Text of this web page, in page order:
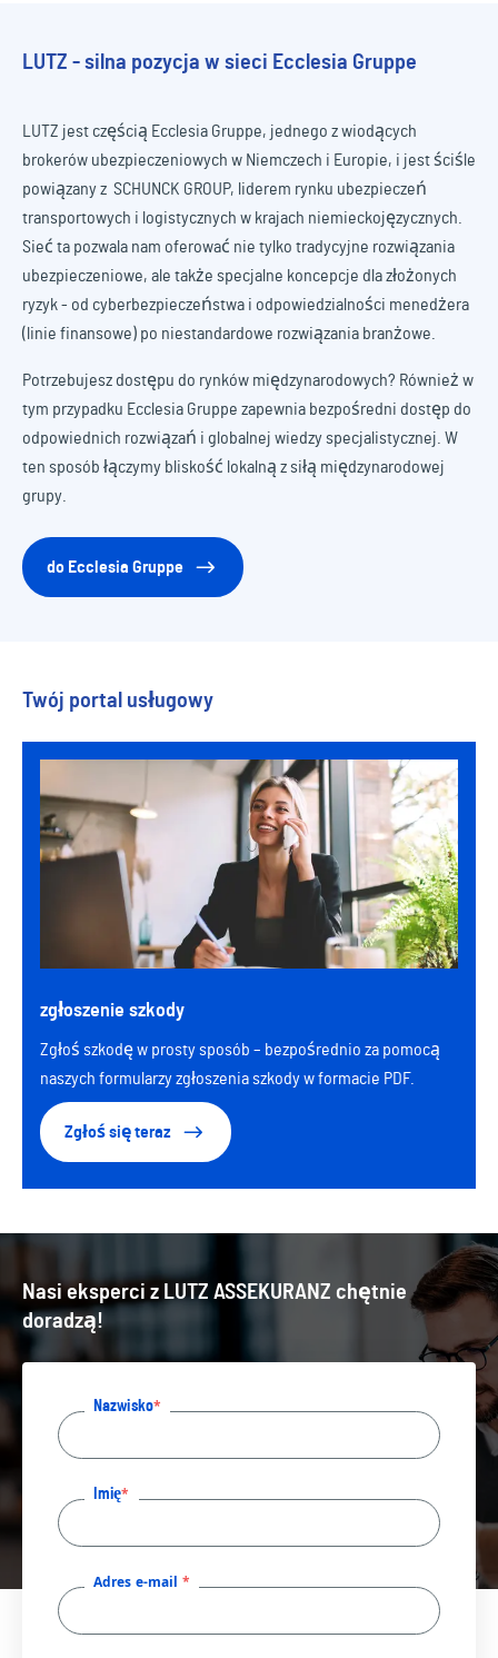
LUTZ - silna pozycja w sieci Ecclesia Gruppe
LUTZ jest częścią Ecclesia Gruppe, jednego z wiodących
brokerów ubezpieczeniowych w Niemczech i Europie, i jest ściśle
powiązany z SCHUNCK GROUP, liderem rynku ubezpieczeń
transportowych i logistycznych w krajach niemieckojęzycznych.
Sieć ta pozwala nam oferować nie tylko tradycyjne rozwiązania
ubezpieczeniowe, ale także specjalne koncepcje dla złożonych
ryzyk - od cyberbezpieczeństwa i odpowiedzialności menedżera
(linie finansowe) po niestandardowe rozwiązania branżowe.
Potrzebujesz dostępu do rynków międzynarodowych? Również w
tym przypadku Ecclesia Gruppe zapewnia bezpośredni dostęp do
odpowiednich rozwiązań i globalnej wiedzy specjalistycznej. W
ten sposób łączymy bliskość lokalną z siłą międzynarodowej
grupy.
do Ecclesia Gruppe
Twój portal usługowy
zgłoszenie szkody
Zgłoś szkodę w prosty sposób – bezpośrednio za pomocą
naszych formularzy zgłoszenia szkody w formacie PDF.
Zgłoś się teraz
Nasi eksperci z LUTZ ASSEKURANZ chętnie
doradzą!
Nazwisko
Imię
Adres e-mail